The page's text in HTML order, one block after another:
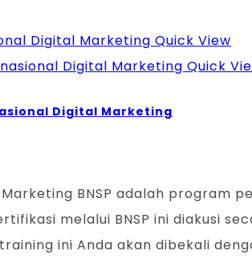
Quick View
Quick
Digital Marketing
BNSP adalah program
melalui BNSP ini diakusi
ini Anda akan dibekali